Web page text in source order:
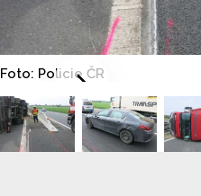
Foto: Policie ČR